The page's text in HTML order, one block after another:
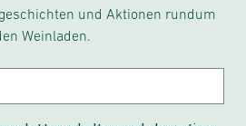
und Aktionen rundum
Weinladen.